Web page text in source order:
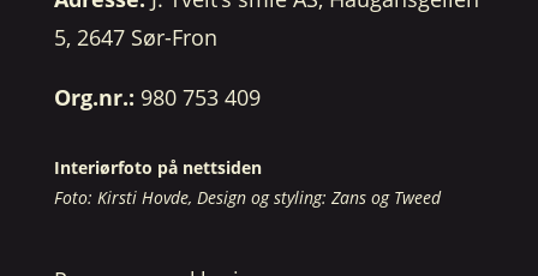
5, 2647 Sør-Fron
Org.nr.: 980 753 409
Interiørfoto på nettsiden
Foto: Kirsti Hovde, Design og styling: Zans og Tweed